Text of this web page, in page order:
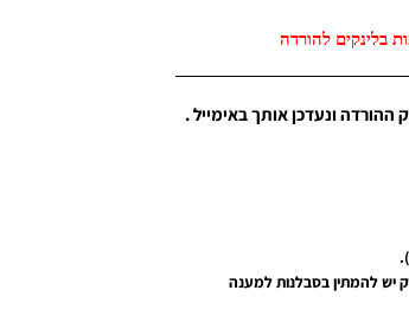
בלינקים להורדה
ההורדה ונעדכן אותך באימייל .
יש להמתין בסבלנות למענה